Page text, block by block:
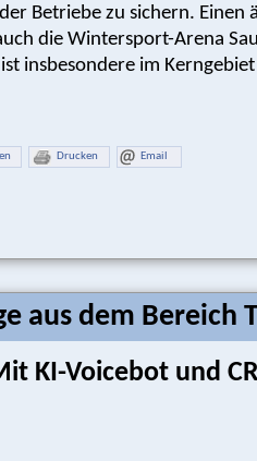
Betriebe zu sichern. Einen
die Wintersport-Arena
insbesondere im
Drucken Email
aus dem Bereich
KI-Voicebot und